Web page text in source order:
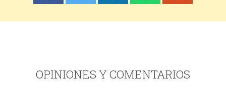
OPINIONES Y COMENTARIOS